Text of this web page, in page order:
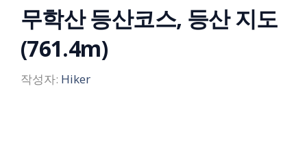
무학산 등산코스, 등산 지도
(761.4m)
작성자: Hiker